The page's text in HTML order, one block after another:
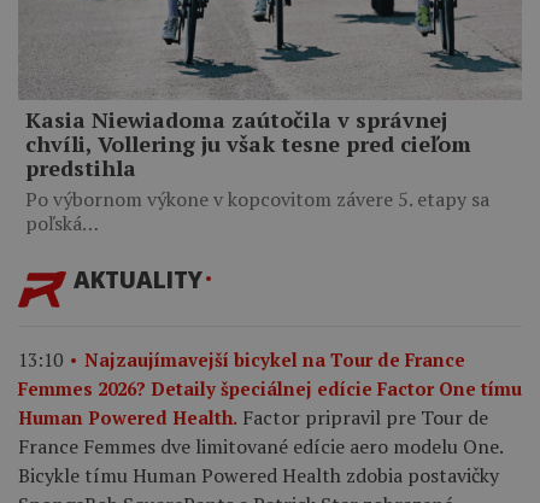
Kasia Niewiadoma zaútočila v správnej
chvíli, Vollering ju však tesne pred cieľom
predstihla
Po výbornom výkone v kopcovitom závere 5. etapy sa
poľská…
AKTUALITY
13:10
Najzaujímavejší bicykel na Tour de France
Femmes 2026? Detaily špeciálnej edície Factor One tímu
Human Powered Health. Factor pripravil pre Tour de
France Femmes dve limitované edície aero modelu One.
Bicykle tímu Human Powered Health zdobia postavičky